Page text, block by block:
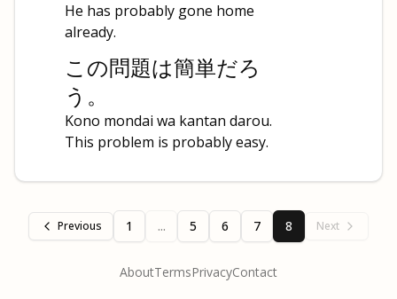
He has probably gone home
already.
この問題は簡単だろ
う。
Kono mondai wa kantan darou.
This problem is probably easy.
Previous 1 ... 5 6 7 8 Next
AboutTermsPrivacyContact